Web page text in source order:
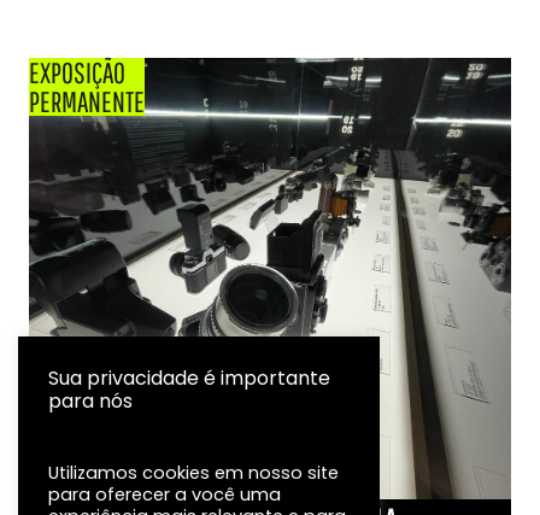
EXPOSIÇÃO
PERMANENTE
Sua privacidade é importante
para nós
Utilizamos cookies em nosso site
para oferecer a você uma